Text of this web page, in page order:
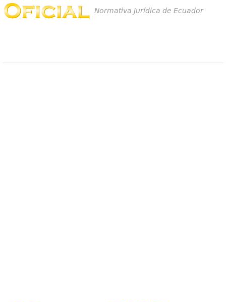
Normativa Jurídica de Ecuador